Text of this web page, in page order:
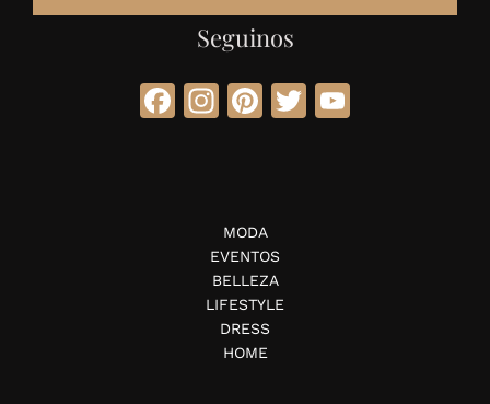
Seguinos
Facebook
Instagram
Pinterest
Twitter
MODA
EVENTOS
BELLEZA
LIFESTYLE
DRESS
HOME